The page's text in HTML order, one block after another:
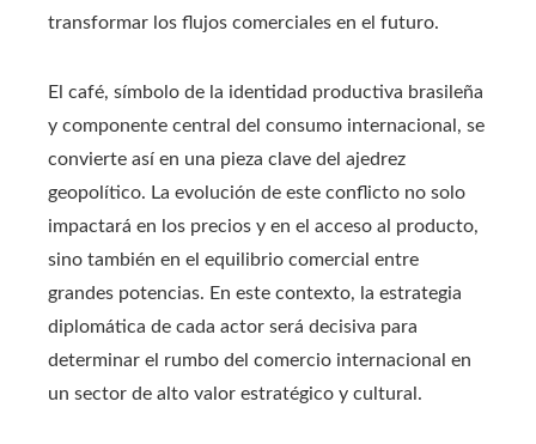
transformar los flujos comerciales en el futuro.
El café, símbolo de la identidad productiva brasileña
y componente central del consumo internacional, se
convierte así en una pieza clave del ajedrez
geopolítico. La evolución de este conflicto no solo
impactará en los precios y en el acceso al producto,
sino también en el equilibrio comercial entre
grandes potencias. En este contexto, la estrategia
diplomática de cada actor será decisiva para
determinar el rumbo del comercio internacional en
un sector de alto valor estratégico y cultural.